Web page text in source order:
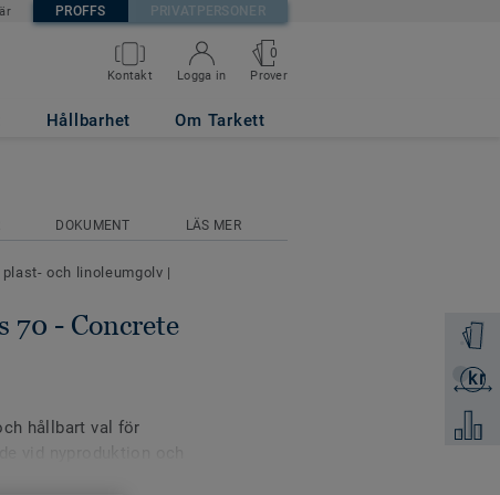
PROFFS PRIVATPERSONER
Kontakt Logga in
0
Prover
Hållbarhet Om Tarkett
Beställ
kr
Jämför
DOKUMENT LÄS MER
plast- och linoleumgolv |
70 - Concrete
hållbart val för
passar